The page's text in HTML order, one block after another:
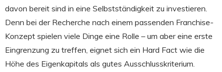
davon bereit sind in eine Selbstständigkeit zu investieren.
Denn bei der Recherche nach einem passenden Franchise-
Konzept spielen viele Dinge eine Rolle – um aber eine erste
Eingrenzung zu treffen, eignet sich ein Hard Fact wie die
Höhe des Eigenkapitals als gutes Ausschlusskriterium.